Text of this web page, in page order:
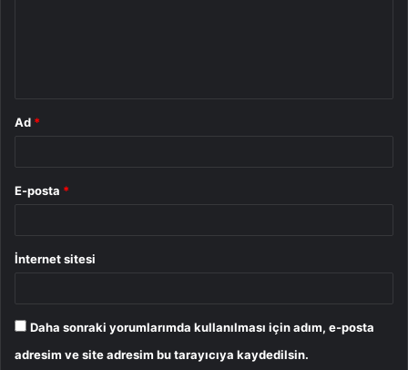
Ad *
E-posta *
İnternet sitesi
Daha sonraki yorumlarımda kullanılması için adım, e-posta
adresim ve site adresim bu tarayıcıya kaydedilsin.